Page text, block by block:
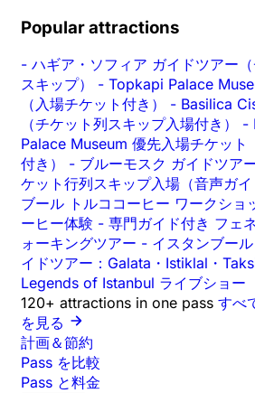
Popular attractions
- ハギア・ソフィア ガイドツアー
スキップ） - Topkapi Palace
（入場チケット付き） - Basilica
（チケット列スキップ入場付き） -
Palace Museum 優先入場チケット
付き） - ブルーモスク ガイドツア
ケット行列スキップ入場（音声ガイ
ブール トルココーヒー ワークショ
ーヒー体験 - 専門ガイド付き フェ
ォーキングツアー - イスタンブー
イドツアー：Galata・Istiklal・
Legends of Istanbul ライブショー
120+ attractions in one pass すべ
を見る
計画＆節約
Pass を比較
Pass と料金